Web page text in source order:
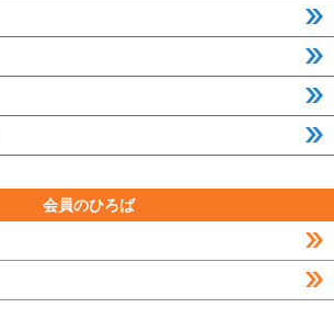
会員のひろば